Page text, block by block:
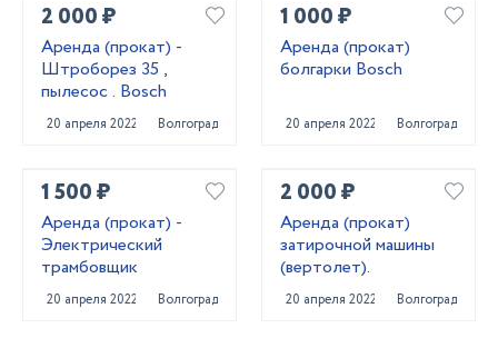
2 000 ₽
Аренда (прокат) -
Штроборез 35 ,
пылесос . Bosch
20 апреля 2022 Волгоград
1 000 ₽
Аренда (прокат)
болгарки Bosch
20 апреля 2022 Волгоград
1 500 ₽
Аренда (прокат) -
Электрический
трамбовщик
20 апреля 2022 Волгоград
2 000 ₽
Аренда (прокат)
затирочной машины
(вертолет).
20 апреля 2022 Волгоград